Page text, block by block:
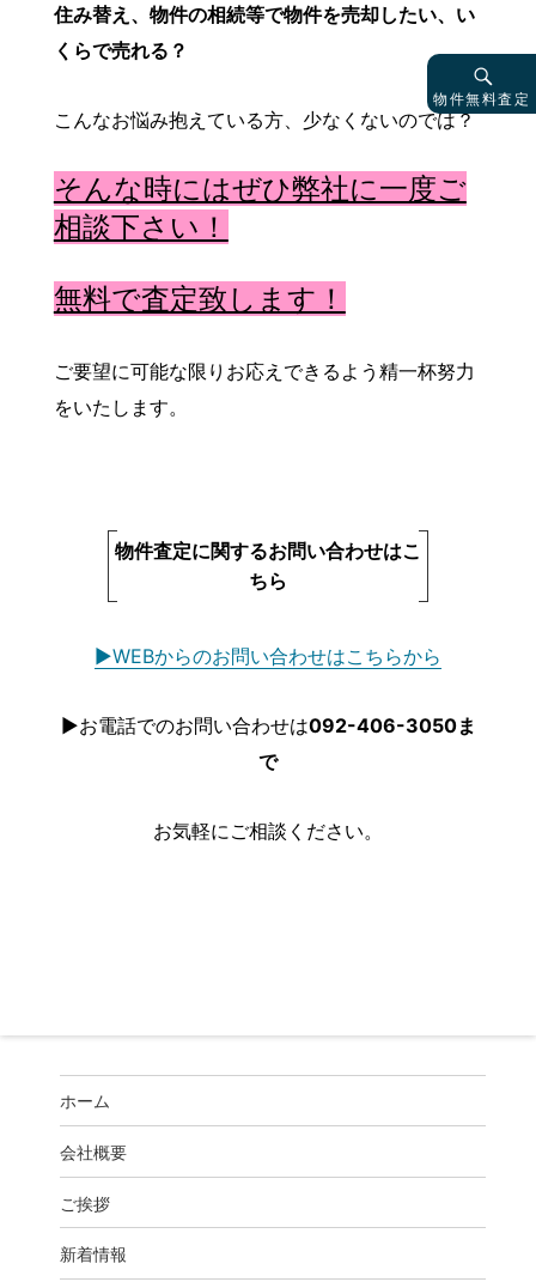
住み替え、物件の相続等で物件を売却したい、い
くらで売れる？
こんなお悩み抱えている方、少なくないのでは？
そんな時にはぜひ弊社に一度ご
相談下さい！
無料で査定致します！
ご要望に可能な限りお応えできるよう精一杯努力
をいたします。
物件査定に関するお問い合わせはこ
ちら
▶WEBからのお問い合わせはこちらから
▶お電話でのお問い合わせは092-406-3050ま
で
お気軽にご相談ください。
物件無料査定
ホーム
会社概要
ご挨拶
新着情報